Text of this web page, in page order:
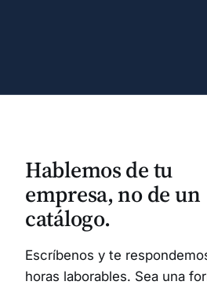
Hablemos de tu
empresa, no de un
catálogo.
Escríbenos y te
horas laborables. Sea una